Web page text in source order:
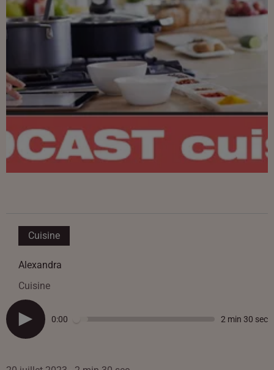
Cuisine
Alexandra
Cuisine
0:00 2 min 30 sec